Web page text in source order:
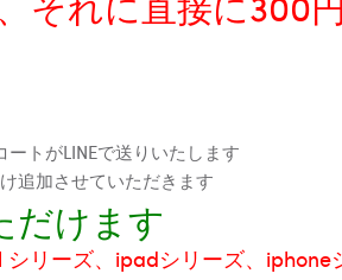
トがLINEで送りいたします
追加させていただきます
だけます
リーズ、ipadシリーズ、iphone